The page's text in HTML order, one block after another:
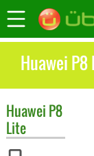
Huawei P8
Huawei P8
Lite